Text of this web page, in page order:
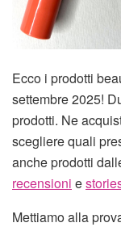
Ecco i prodotti
settembre 2025!
prodotti. Ne
scegliere quali
anche prodotti
recensioni e
Mettiamo alla